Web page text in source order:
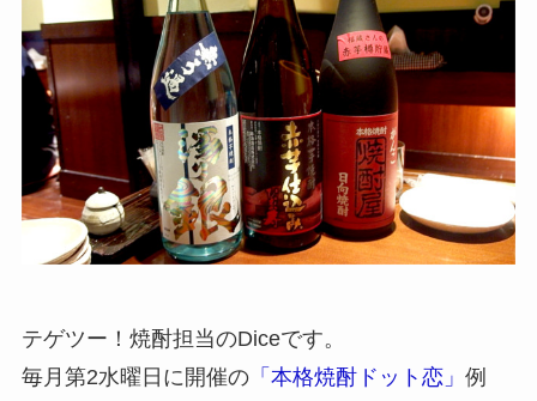
テゲツー！焼酎担当のDiceです。
毎月第2水曜日に開催の「本格焼酎ドット恋」 例